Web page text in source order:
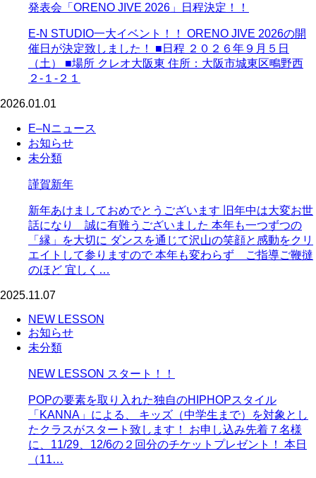
発表会「ORENO JIVE 2026」日程決定！！
E-N STUDIO一大イベント！！ ORENO JIVE 2026の開
催日が決定致しました！ ■日程 ２０２６年９月５日
（土） ■場所 クレオ大阪東 住所：大阪市城東区鴫野西
２-１-２１
2026.01.01
E–Nニュース
お知らせ
未分類
謹賀新年
新年あけましておめでとうございます 旧年中は大変お世
話になり 誠に有難うございました 本年も一つずつの
「縁」を大切に ダンスを通じて沢山の笑顔と感動をクリ
エイトして参りますので 本年も変わらず ご指導ご鞭撻
のほど 宜しく…
2025.11.07
NEW LESSON
お知らせ
未分類
NEW LESSON スタート！！
POPの要素を取り入れた独自のHIPHOPスタイル
「KANNA」による、 キッズ（中学生まで）を対象とし
たクラスがスタート致します！ お申し込み先着７名様
に、11/29、12/6の２回分のチケットプレゼント！ 本日
（11…